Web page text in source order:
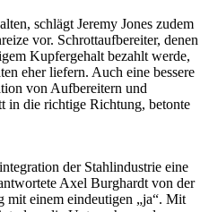
schlägt Jeremy Jones zudem
vor. Schrottaufbereiter, denen
Kupfergehalt bezahlt werde,
eher liefern. Auch eine bessere
von Aufbereitern und
in die richtige Richtung, betonte
der Stahlindustrie eine
Axel Burghardt von der
mit einem eindeutigen „ja“. Mit